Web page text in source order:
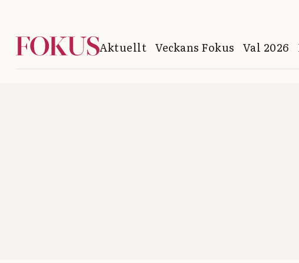
Aktuellt Veckans Fokus Val 2026